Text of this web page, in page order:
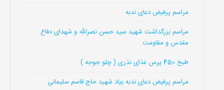
مراسم پرفیض دعای ندبه
مراسم بزرگداشت شهید سید حسن نصرالله و شهدای دفاع
مقدس و مقاومت
طبخ 450 پرس غذای نذری ( چلو جوجه )
مراسم پرفیض دعای ندبه بیاد شهید حاج قاسم سلیمانی